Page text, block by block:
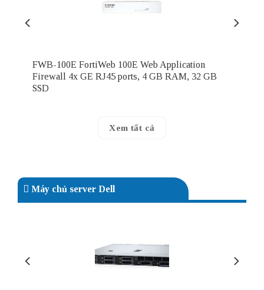
FWB-100E FortiWeb 100E Web Application
Firewall 4x GE RJ45 ports, 4 GB RAM, 32 GB
SSD
Xem tất cả
Máy chủ server Dell